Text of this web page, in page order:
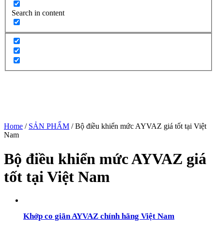
Search in content
Home / SẢN PHẨM / Bộ điều khiển mức AYVAZ giá tốt tại Việt
Nam
Bộ điều khiển mức AYVAZ giá
tốt tại Việt Nam
Khớp co giãn AYVAZ chính hãng Việt Nam